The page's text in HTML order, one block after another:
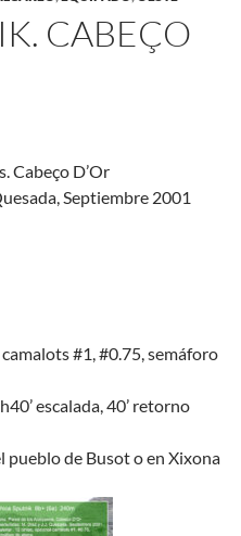
CABEÇO
Cabeço D’Or
Septiembre 2001
#1, #0.75, semáforo
escalada, 40’ retorno
pueblo de Busot o en Xixona